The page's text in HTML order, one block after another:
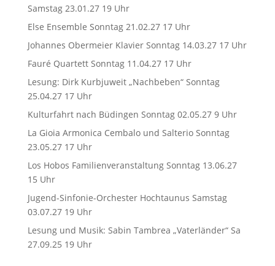
Samstag 23.01.27 19 Uhr
Else Ensemble Sonntag 21.02.27 17 Uhr
Johannes Obermeier Klavier Sonntag 14.03.27 17 Uhr
Fauré Quartett Sonntag 11.04.27 17 Uhr
Lesung: Dirk Kurbjuweit „Nachbeben“ Sonntag
25.04.27 17 Uhr
Kulturfahrt nach Büdingen Sonntag 02.05.27 9 Uhr
La Gioia Armonica Cembalo und Salterio Sonntag
23.05.27 17 Uhr
Los Hobos Familienveranstaltung Sonntag 13.06.27
15 Uhr
Jugend-Sinfonie-Orchester Hochtaunus Samstag
03.07.27 19 Uhr
Lesung und Musik: Sabin Tambrea „Vaterländer“ Sa
27.09.25 19 Uhr